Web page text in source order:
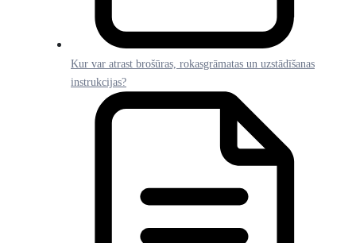
Kur var atrast brošūras, rokasgrāmatas un uzstādīšanas
instrukcijas?